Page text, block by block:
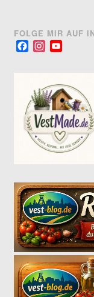
FOLGE MIR AUF
FacebookInstagram